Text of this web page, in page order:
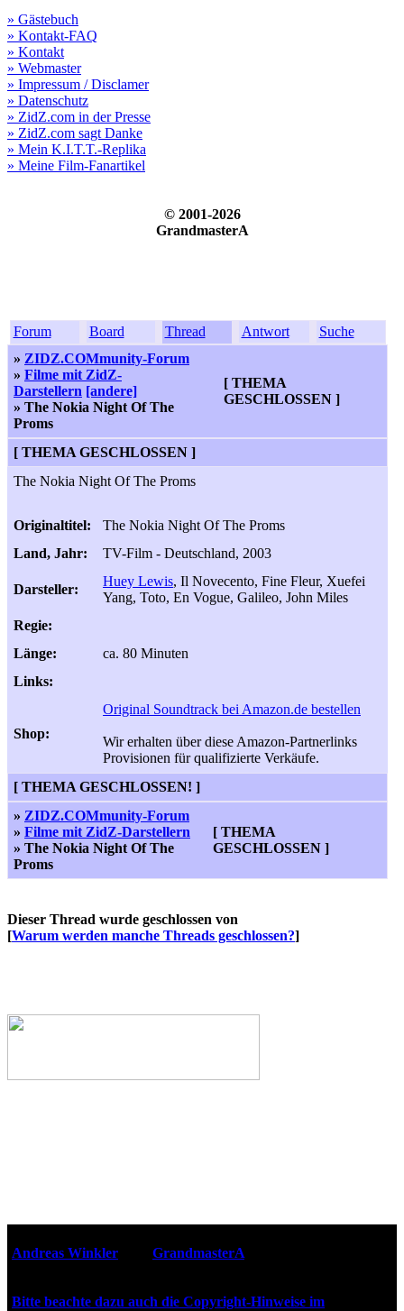
» Gästebuch
» Kontakt-FAQ
» Kontakt
» Webmaster
» Impressum / Disclamer
» Datenschutz
» ZidZ.com in der Presse
» ZidZ.com sagt Danke
» Mein K.I.T.T.-Replika
» Meine Film-Fanartikel
© 2001-2026
GrandmasterA
Forum Board Thread Antwort
Suche
» ZIDZ.COMmunity-Forum
» Filme mit ZidZ-
Darstellern [andere]
» The Nokia Night Of The
Proms
[ THEMA
GESCHLOSSEN ]
[ THEMA GESCHLOSSEN ]
The Nokia Night Of The Proms
Originaltitel:
The Nokia Night Of The Proms
Land, Jahr:
TV-Film - Deutschland, 2003
Darsteller:
Huey Lewis, Il Novecento, Fine Fleur, Xuefei
Yang, Toto, En Vogue, Galileo, John Miles
Regie:
Länge:
ca. 80 Minuten
Links:
Shop:
Original Soundtrack bei Amazon.de bestellen
Wir erhalten über diese Amazon-Partnerlinks
Provisionen für qualifizierte Verkäufe.
[ THEMA GESCHLOSSEN! ]
» ZIDZ.COMmunity-Forum
» Filme mit ZidZ-Darstellern
» The Nokia Night Of The
Proms
[ THEMA
GESCHLOSSEN ]
Dieser Thread wurde geschlossen von
[Warum werden manche Threads geschlossen?]
Andreas Winkler
GrandmasterA
Bitte beachte dazu auch die Copyright-Hinweise im